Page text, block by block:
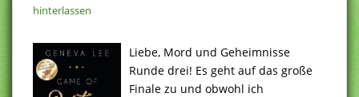
hinterlassen
Liebe, Mord und Geheimnisse
Runde drei! Es geht auf das große
Finale zu und obwohl ich